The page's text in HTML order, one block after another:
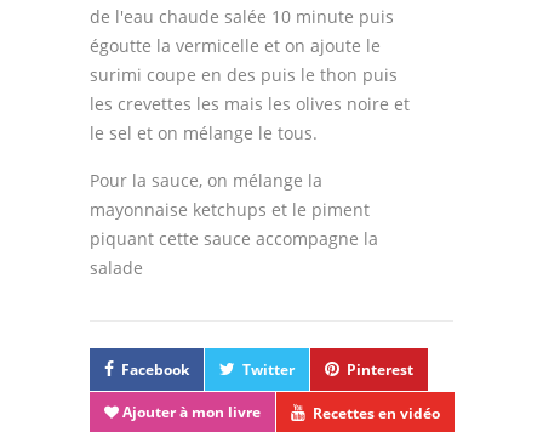
de l'eau chaude salée 10 minute puis
égoutte la vermicelle et on ajoute le
surimi coupe en des puis le thon puis
les crevettes les mais les olives noire et
le sel et on mélange le tous.
Pour la sauce, on mélange la
mayonnaise ketchups et le piment
piquant cette sauce accompagne la
salade
Facebook Twitter Pinterest
Ajouter à mon livre Recettes en vidéo